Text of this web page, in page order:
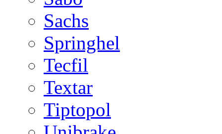
Sachs
Springhel
Tecfil
Textar
Tiptopol